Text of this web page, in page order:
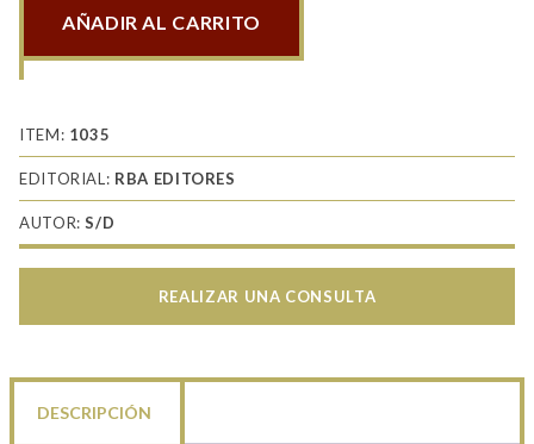
Guerras
VI
-
de
la
AÑADIR AL CARRITO
ITEM: 1035
EDITORIAL: RBA EDITORES
AUTOR:S/D
REALIZAR UNA CONSULTA
DESCRIPCIÓN